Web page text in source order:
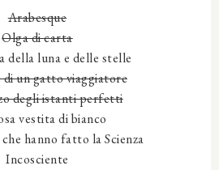
Arabesque
Olga di carta
della luna e delle stelle
di un gatto viaggiatore
degli istanti perfetti
vestita di bianco
hanno fatto la Scienza
Incosciente